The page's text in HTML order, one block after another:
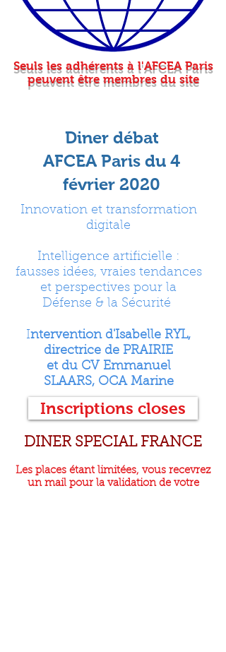
Seuls les adhérents à l'AFCEA Paris
peuvent être membres du site
Diner débat
AFCEA Paris du 4
février 2020
Innovation et transformation
digitale
Intelligence artificielle :
fausses idées, vraies tendances
et perspectives pour la
Défense & la Sécurité
Intervention d'Isabelle RYL,
directrice de PRAIRIE
et du CV Emmanuel
SLAARS, OCA Marine
Inscriptions closes
DINER SPECIAL FRANCE
Les places étant limitées, vous recevrez
un mail pour la validation de votre